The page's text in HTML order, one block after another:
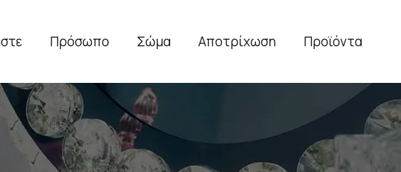
Πρόσωπο Σώμα Αποτρίχωση Προϊόντα